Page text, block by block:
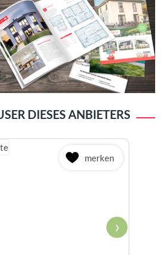
DIESES ANBIETERS
merken
›